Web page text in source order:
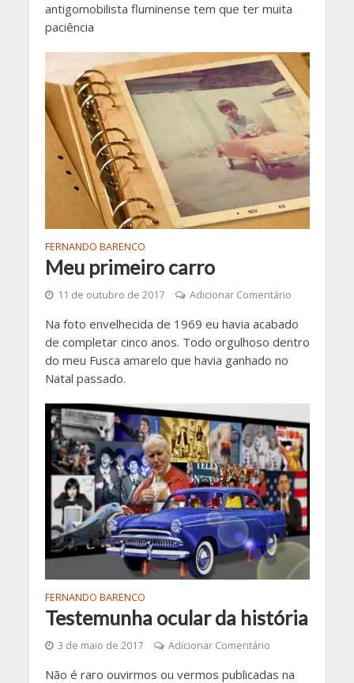
antigomobilista fluminense tem que ter muita
paciência
FERNANDO BARENCO
Meu primeiro carro
11 de outubro de 2017 Adicionar Comentário
Na foto envelhecida de 1969 eu havia acabado
de completar cinco anos. Todo orgulhoso dentro
do meu Fusca amarelo que havia ganhado no
Natal passado.
FERNANDO BARENCO
Testemunha ocular da história
3 de maio de 2017 Adicionar Comentário
Não é raro ouvirmos ou vermos publicadas na